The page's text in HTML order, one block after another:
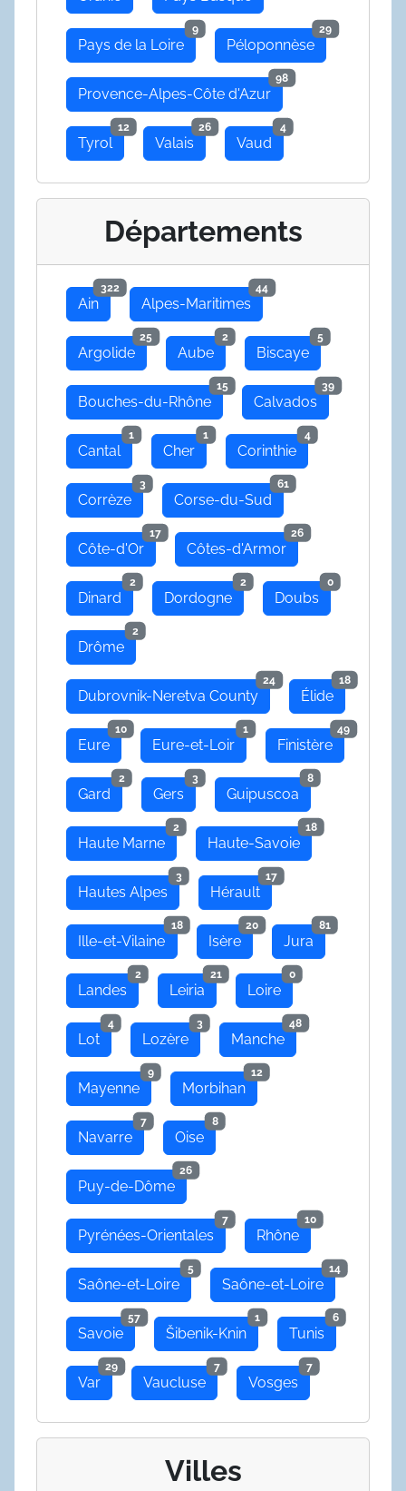
Pays de la Loire
9
Péloponnèse
29
Provence-Alpes-Côte d'Azur
98
Tyrol
12
Valais
26
Vaud
4
Départements
Ain
322
Alpes-Maritimes
44
Argolide
25
Aube
2
Biscaye
5
Bouches-du-Rhône
15
Calvados
39
Cantal
1
Cher
1
Corinthie
4
Corrèze
3
Corse-du-Sud
61
Côte-d'Or
17
Côtes-d'Armor
26
Dinard
2
Dordogne
2
Doubs
0
Drôme
2
Dubrovnik-Neretva County
24
Élide
18
Eure
10
Eure-et-Loir
1
Finistère
49
Gard
2
Gers
3
Guipuscoa
8
Haute Marne
2
Haute-Savoie
18
Hautes Alpes
3
Hérault
17
Ille-et-Vilaine
18
Isère
20
Jura
81
Landes
2
Leiria
21
Loire
0
Lot
4
Lozère
3
Manche
48
Mayenne
9
Morbihan
12
Navarre
7
Oise
8
Puy-de-Dôme
26
Pyrénées-Orientales
7
Rhône
10
Saône-et-Loire
5
Saône-et-Loire
14
Savoie
57
Šibenik-Knin
1
Tunis
6
Var
29
Vaucluse
7
Vosges
7
Villes